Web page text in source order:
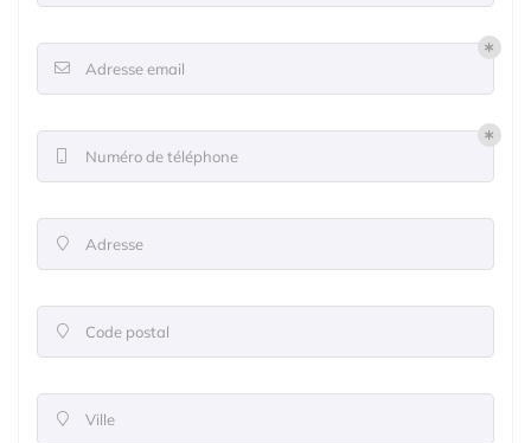
 Adresse email
Numéro de téléphone
 Adresse
 Code postal
 Ville